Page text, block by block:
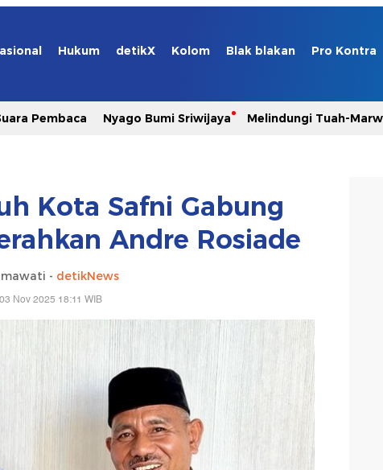
Hukum detikX Kolom Blak blakan Pro Kontra
Pembaca Nyago Bumi Sriwijaya Melindungi Tuah-
Kota Safni Gabung
Andre Rosiade
- detikNews
Nov 2025 18:11 WIB